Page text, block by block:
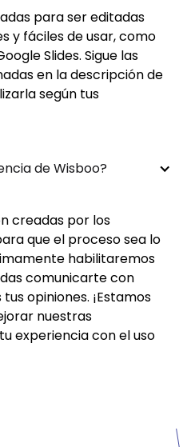
para ser editadas
y fáciles de usar, como
Slides. Sigue las
en la descripción de
según tus
de Wisboo?
creadas por los
que el proceso sea lo
habilitaremos
comunicarte con
opiniones. ¡Estamos
nuestras
experiencia con el uso